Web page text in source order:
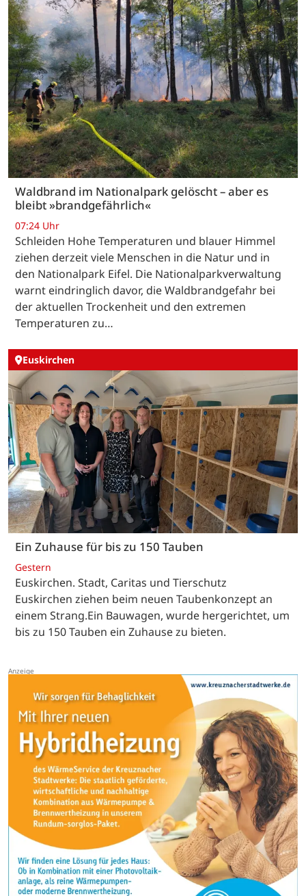
Waldbrand im Nationalpark gelöscht – aber es
bleibt »brandgefährlich«
07:24 Uhr
Schleiden Hohe Temperaturen und blauer Himmel
ziehen derzeit viele Menschen in die Natur und in
den Nationalpark Eifel. Die Nationalparkverwaltung
warnt eindringlich davor, die Waldbrandgefahr bei
der aktuellen Trockenheit und den extremen
Temperaturen zu…
Euskirchen
Ein Zuhause für bis zu 150 Tauben
Gestern
Euskirchen. Stadt, Caritas und Tierschutz
Euskirchen ziehen beim neuen Taubenkonzept an
einem Strang.Ein Bauwagen, wurde hergerichtet, um
bis zu 150 Tauben ein Zuhause zu bieten.